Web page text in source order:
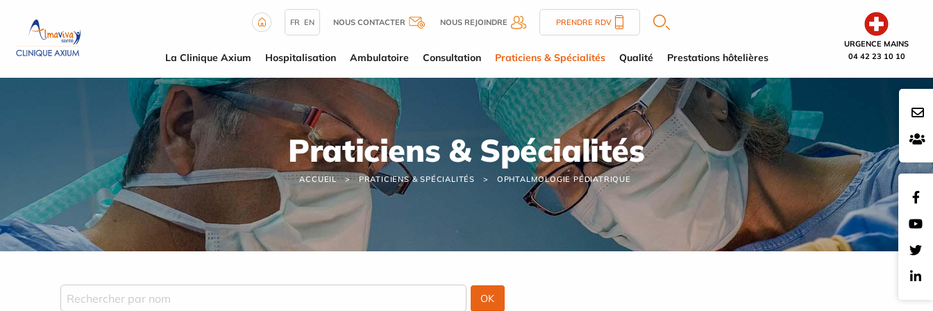
URGENCE MAINS
04 42 23 10 10
FR EN NOUS CONTACTER NOUS REJOINDRE PRENDRE RDV
La Clinique Axium Hospitalisation Ambulatoire Consultation Praticiens & Spécialités Qualité Prestations hôtelières
Praticiens & Spécialités
ACCUEIL PRATICIENS & SPÉCIALITÉS OPHTALMOLOGIE PÉDIATRIQUE